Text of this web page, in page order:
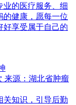
业的医疗服务、细
的健康，愿每一位
好享受属于自己的
来源：湖北省肿瘤
关知识，引导后勤